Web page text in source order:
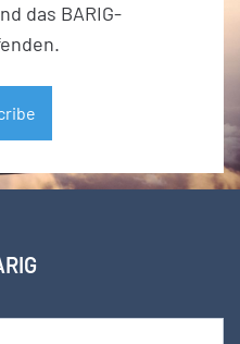
das BARIG-